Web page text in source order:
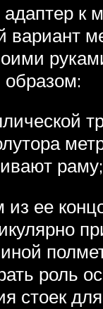
к
вариант
раму;
из ее
роль
стоек